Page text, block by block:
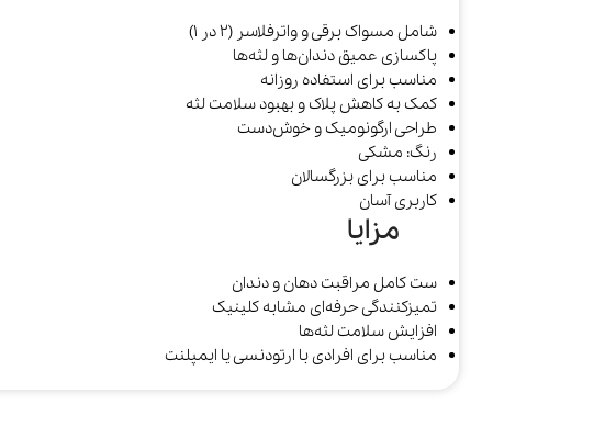
شامل مسواک برقی و واترفلاسر (2 در 1)
پاکسازی عمیق دندان‌ها و لثه‌ها
مناسب برای استفاده روزانه
کمک به کاهش پلاک و بهبود سلامت لثه
طراحی ارگونومیک و خوش‌دست
رنگ: مشکی
مناسب برای بزرگسالان
کاربری آسان
مزایا
ست کامل مراقبت دهان و دندان
تمیزکنندگی حرفه‌ای مشابه کلینیک
افزایش سلامت لثه‌ها
مناسب برای افرادی با ارتودنسی یا ایمپلنت